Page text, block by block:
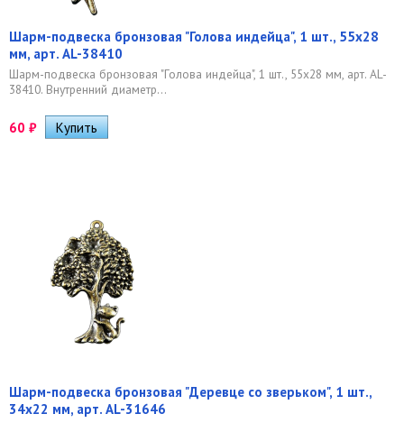
Шарм-подвеска бронзовая "Голова индейца", 1 шт., 55х28
мм, арт. AL-38410
Шарм-подвеска бронзовая "Голова индейца", 1 шт., 55х28 мм, арт. AL-
38410. Внутренний диаметр...
60 ₽
Шарм-подвеска бронзовая "Деревце со зверьком", 1 шт.,
34х22 мм, арт. AL-31646